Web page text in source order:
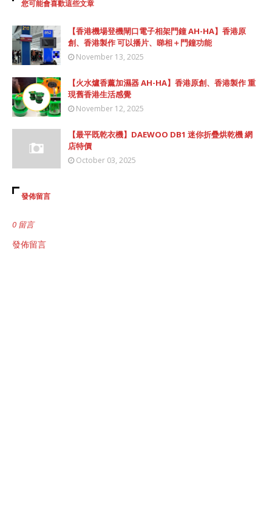
您可能會喜歡這些文章
【香港機場登機閘口電子相架門鐘 AH-HA】香港原
創、香港製作 可以播片、睇相＋門鐘功能
November 13, 2025
【火水爐香薰加濕器 AH-HA】香港原創、香港製作 重
現舊香港生活感覺
November 12, 2025
【最平既乾衣機】DAEWOO DB1 迷你折疊烘乾機 網
店特價
October 03, 2025
發佈留言
0 留言
發佈留言